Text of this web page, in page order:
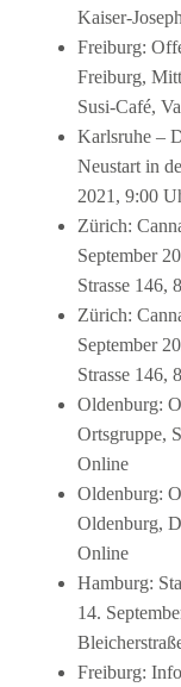
Kaiser-
Freiburg:
Freiburg,
Susi-Café,
Karlsruhe –
Neustart in
2021, 9:00
Zürich:
September
Strasse 146,
Zürich:
September
Strasse 146,
Oldenburg:
Ortsgruppe,
Online
Oldenburg:
Oldenburg,
Online
Hamburg:
14.
Freiburg: